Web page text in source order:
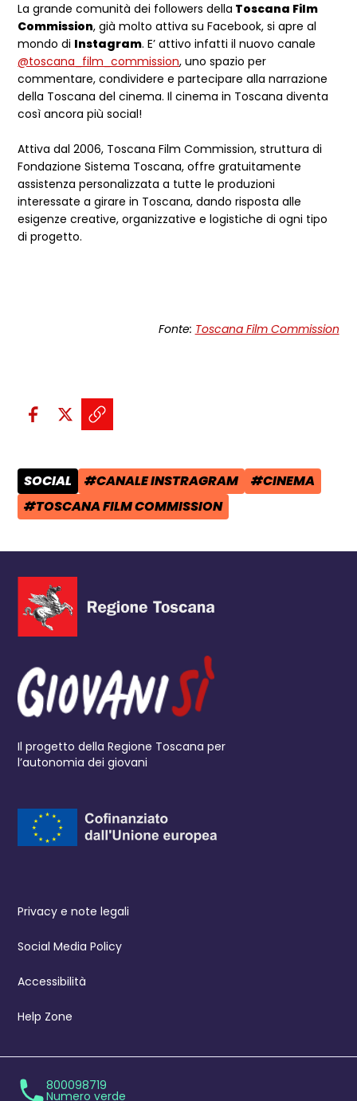
La grande comunità dei followers della Toscana Film
Commission, già molto attiva su Facebook, si apre al
mondo di Instagram. E’ attivo infatti il nuovo canale
@toscana_film_commission, uno spazio per
commentare, condividere e partecipare alla narrazione
della Toscana del cinema. Il cinema in Toscana diventa
così ancora più social!
Attiva dal 2006, Toscana Film Commission, struttura di
Fondazione Sistema Toscana, offre gratuitamente
assistenza personalizzata a tutte le produzioni
interessate a girare in Toscana, dando risposta alle
esigenze creative, organizzative e logistiche di ogni tipo
di progetto.
Fonte: Toscana Film Commission
Condividi sui social:
Condividi su Facebook - apre
Condividi su X - apre una
Copia il link e condividi -
CATEGORIA POST:
SOCIAL TAG:
#CANALE INSTRAGRAM TAG:
#CINEMA
TAG:
#TOSCANA FILM COMMISSION
Il progetto della Regione Toscana per
l’autonomia dei giovani
Privacy e note legali
Social Media Policy
Accessibilità
Help Zone
800098719
Numero verde